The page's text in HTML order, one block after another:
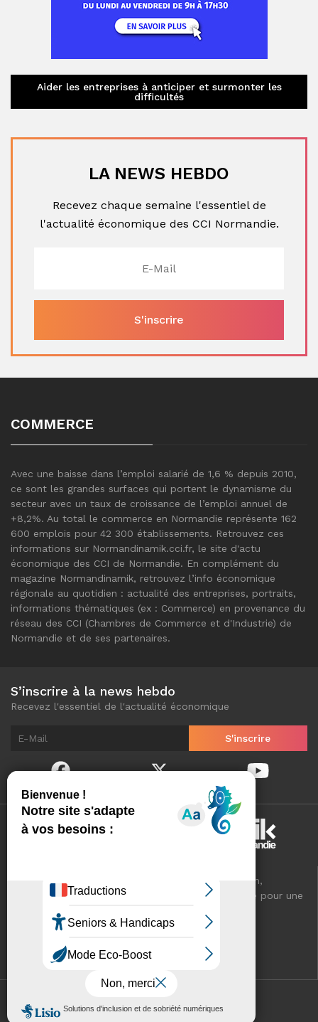
Aider les entreprises à anticiper et surmonter les
difficultés
LA NEWS HEBDO
Recevez chaque semaine l'essentiel de
l'actualité économique des CCI Normandie.
COMMERCE
Avec une baisse dans l’emploi salarié de 1,6 % depuis 2010,
ce sont les grandes surfaces qui portent le dynamisme du
secteur avec un taux de croissance de l’emploi annuel de
+8,2%. Au total le commerce en Normandie représente 162
600 emplois pour 42 300 établissements. Retrouvez ces
informations sur Normandinamik.cci.fr, le site d'actu
économique des CCI de Normandie. En complément du
magazine Normandinamik, retrouvez l’info économique
régionale au quotidien : actualité des entreprises, portraits,
informations thématiques (ex : Commerce) en provenance du
réseau des CCI (Chambres de Commerce et d'Industrie) de
Normandie et de ses partenaires.
S’inscrire à la news hebdo
Recevez l'essentiel de l'actualité économique
Normandinamik sélectionne pour vous, au quotidien,
l'essentiel de l'actualité économique de Normandie pour une
VOTRE RÉSEAU CCI
© 2026 Normandinamik . Tous droits réservés.